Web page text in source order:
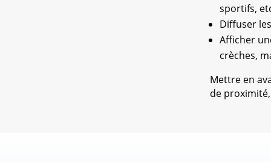
sportifs,
Diffuser
Afficher
crèches,
Mettre en
de